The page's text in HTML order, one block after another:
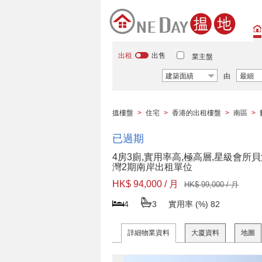
出租 出售 業主盤
建築面績 由 最細
搵樓盤 > 住宅 > 香港的出租樓盤 > 南區 >
已過期
4房3廁,實用率高,極高層,星級會所
灣2期南岸出租單位
HK$ 94,000 / 月
HK$ 99,000 / 月
4 3 實用率 (%) 82
詳細物業資料 大廈資料 地圖